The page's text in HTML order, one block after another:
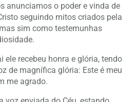
anunciamos o poder e vinda de
seguindo mitos criados pela
sim como testemunhas
ele recebeu honra e glória, tendo
de magnífica glória: Este é meu
me agrado.